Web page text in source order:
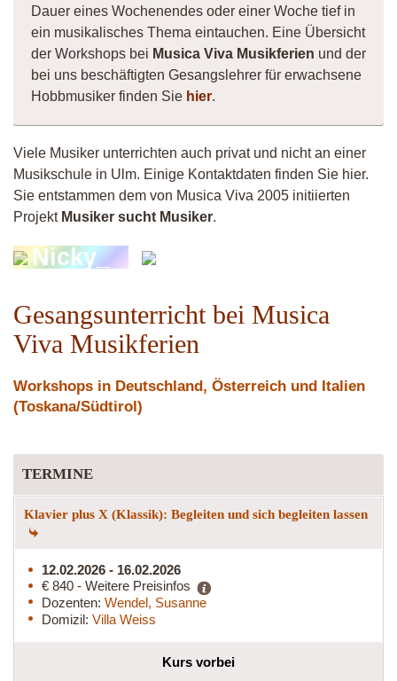
Dauer eines Wochenendes oder einer Woche tief in
ein musikalisches Thema eintauchen. Eine Übersicht
der Workshops bei Musica Viva Musikferien und der
bei uns beschäftigten Gesangslehrer für erwachsene
Hobbmusiker finden Sie hier.
Viele Musiker unterrichten auch privat und nicht an einer
Musikschule in Ulm. Einige Kontaktdaten finden Sie hier.
Sie entstammen dem von Musica Viva 2005 initiierten
Projekt Musiker sucht Musiker.
Nicky_
Gesangsunterricht bei Musica
Viva Musikferien
Workshops in Deutschland, Österreich und Italien
(Toskana/Südtirol)
TERMINE
Klavier plus X (Klassik): Begleiten und sich begleiten lassen
12.02.2026 - 16.02.2026
€ 840 - Weitere Preisinfos
Dozenten: Wendel, Susanne
Domizil: Villa Weiss
Kurs vorbei